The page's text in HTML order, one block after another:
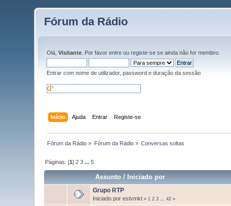
Fórum da Rádio
Olá,Visitante . Por favorentre ouregiste-se se ainda não for membro.
Entrar com nome de utilizador, password e duração da sessão
Início Ajuda Entrar Registe-se
Fórum da Rádio » Fórum da Rádio» Conversas soltas
Páginas: [1]2 3 ...5
Assunto /Iniciado por
Grupo RTP
Iniciado porestvmkt « 1 2 3 ...42 »